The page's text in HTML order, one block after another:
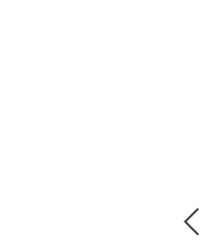
PTF-[][]-PU / P2RF-[]